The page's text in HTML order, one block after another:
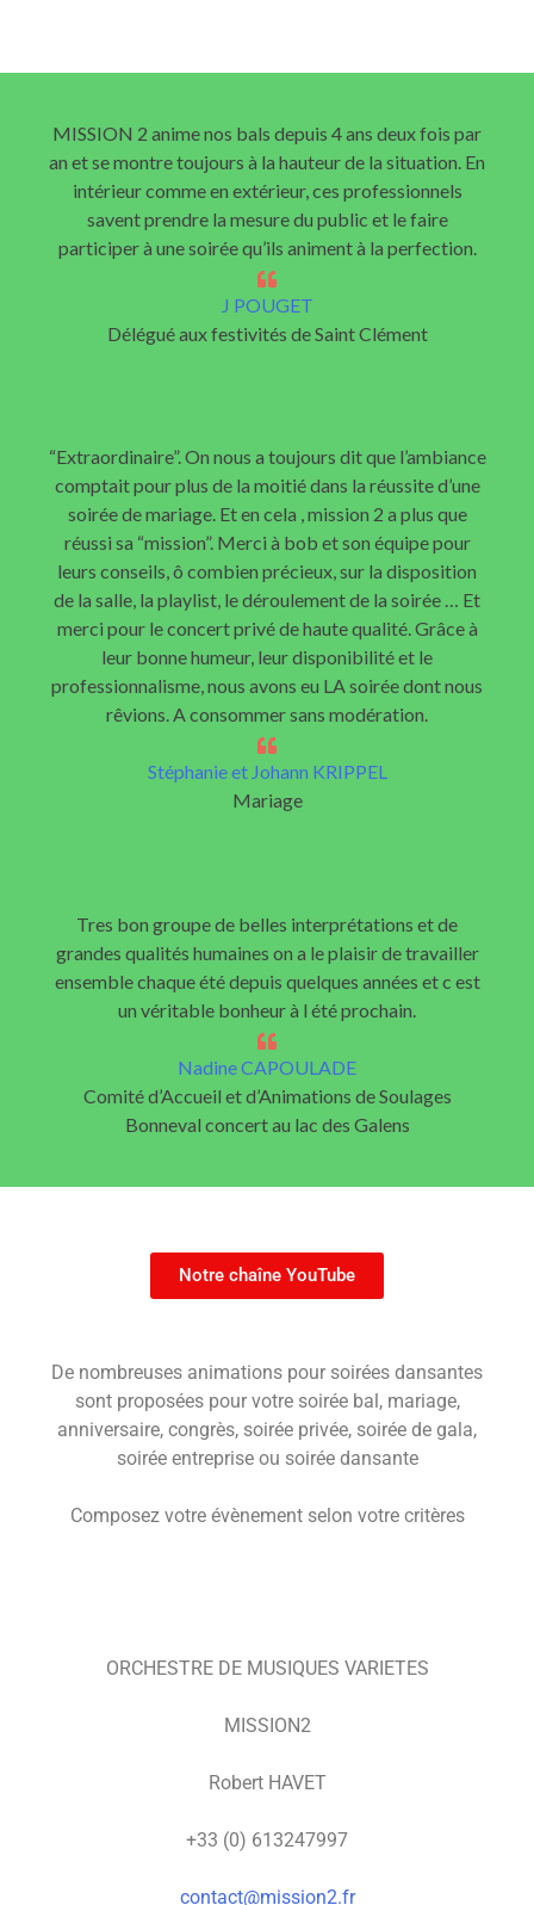
MISSION 2 anime nos bals depuis 4 ans deux fois par
an et se montre toujours à la hauteur de la situation. En
intérieur comme en extérieur, ces professionnels
savent prendre la mesure du public et le faire
participer à une soirée qu’ils animent à la perfection.
J POUGET
Délégué aux festivités de Saint Clément
“Extraordinaire”. On nous a toujours dit que l’ambiance
comptait pour plus de la moitié dans la réussite d’une
soirée de mariage. Et en cela , mission 2 a plus que
réussi sa “mission”. Merci à bob et son équipe pour
leurs conseils, ô combien précieux, sur la disposition
de la salle, la playlist, le déroulement de la soirée … Et
merci pour le concert privé de haute qualité. Grâce à
leur bonne humeur, leur disponibilité et le
professionnalisme, nous avons eu LA soirée dont nous
rêvions. A consommer sans modération.
Stéphanie et Johann KRIPPEL
Mariage
Tres bon groupe de belles interprétations et de
grandes qualités humaines on a le plaisir de travailler
ensemble chaque été depuis quelques années et c est
un véritable bonheur à l été prochain.
Nadine CAPOULADE
Comité d’Accueil et d’Animations de Soulages
Bonneval concert au lac des Galens
Notre chaîne YouTube
De nombreuses animations pour soirées dansantes
sont proposées pour votre soirée bal, mariage,
anniversaire, congrès, soirée privée, soirée de gala,
soirée entreprise ou soirée dansante
Composez votre évènement selon votre critères
ORCHESTRE DE MUSIQUES VARIETES
MISSION2
Robert HAVET
+33 (0) 613247997
contact@mission2.fr